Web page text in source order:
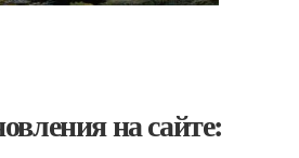
на сайте: